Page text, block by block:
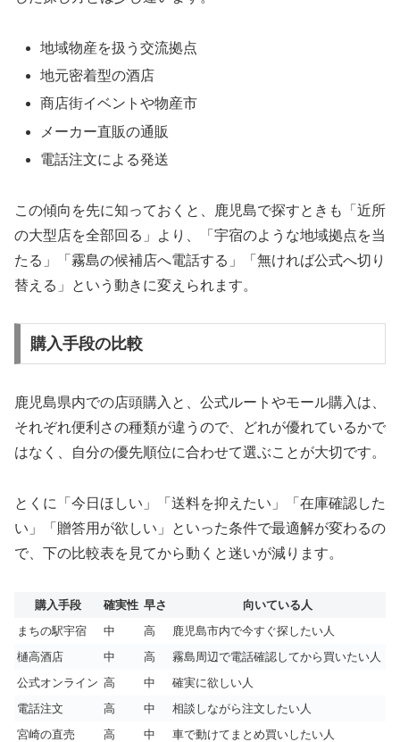
地域物産を扱う交流拠点
地元密着型の酒店
商店街イベントや物産市
メーカー直販の通販
電話注文による発送
この傾向を先に知っておくと、鹿児島で探すときも「近所
の大型店を全部回る」より、「宇宿のような地域拠点を当
たる」「霧島の候補店へ電話する」「無ければ公式へ切り
替える」という動きに変えられます。
購入手段の比較
鹿児島県内での店頭購入と、公式ルートやモール購入は、
それぞれ便利さの種類が違うので、どれが優れているかで
はなく、自分の優先順位に合わせて選ぶことが大切です。
とくに「今日ほしい」「送料を抑えたい」「在庫確認した
い」「贈答用が欲しい」といった条件で最適解が変わるの
で、下の比較表を見てから動くと迷いが減ります。
購入手段 確実性 早さ
向いている人
まちの駅宇宿
中 高
鹿児島市内で今すぐ探したい人
樋高酒店
中 高
霧島周辺で電話確認してから買いたい人
公式オンライン 高 中
確実に欲しい人
電話注文
高 中
相談しながら注文したい人
宮崎の直売
高 中
車で動けてまとめ買いしたい人